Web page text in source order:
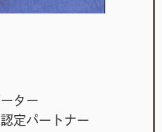
ター
定パートナー